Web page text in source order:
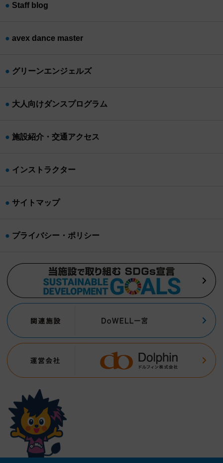
Staff blog
avex dance master
グリーンエンジェルズ
大人向けダンスプログラム
施設紹介・交通アクセス
インストラクター
サイトマップ
プライバシー・ポリシー